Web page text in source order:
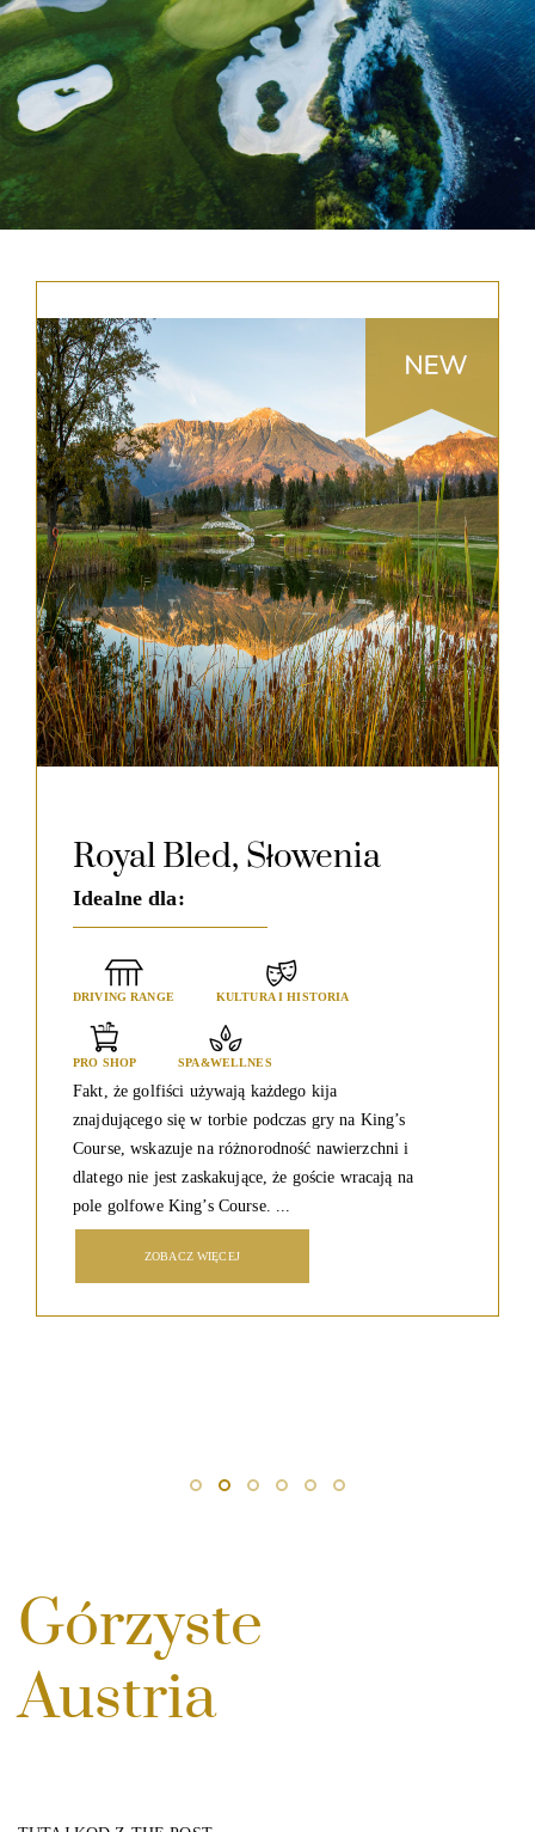
Royal Bled, Słowenia
Idealne dla:
DRIVING RANGE KULTURA I HISTORIA
PRO SHOP SPA&WELLNES
Fakt, że golfiści używają każdego kija
znajdującego się w torbie podczas gry na King’s
Course, wskazuje na różnorodność nawierzchni i
dlatego nie jest zaskakujące, że goście wracają na
pole golfowe King’s Course. ...
ZOBACZ WIĘCEJ
Górzyste
Austria